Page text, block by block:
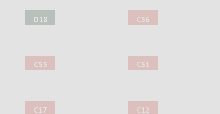
D18 C56
C55 C51
C17 C12